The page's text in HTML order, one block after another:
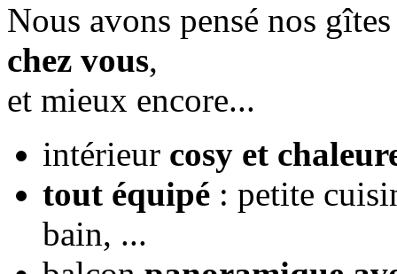
Nous avons pensé nos
chez vous,
et mieux encore...
intérieur cosy et
tout équipé : petite
bain, ...